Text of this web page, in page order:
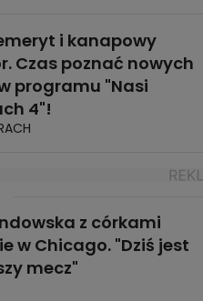
i kanapowy
Czas poznać nowych
programu "Nasi
4"!
z córkami
w Chicago. "Dziś jest
mecz"